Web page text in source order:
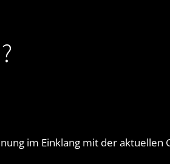
im Einklang mit der aktuellen